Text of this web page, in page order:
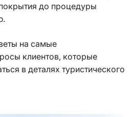
до процедуры
на самые
клиентов, которые
в деталях туристического